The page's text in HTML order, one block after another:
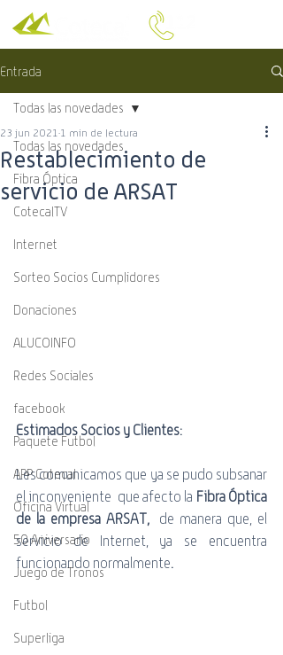
Entrada
Todas las novedades
Fibra Óptica
CotecalTV
Internet
Sorteo Socios Cumplidores
Donaciones
ALUCOINFO
Redes Sociales
facebook
Paquete Futbol
APP Cotecal
Oficina Virtual
50 Aniversario
Juego de Tronos
Futbol
Superliga
Todas las novedades
Restablecimiento de
servicio de ARSAT
23 jun 2021 1 min de lectura
Estimados Socios y Clientes:
Les comunicamos que ya se pudo subsanar
el inconveniente  que afecto la Fibra Óptica
de la empresa ARSAT,
de manera que, el
servicio de Internet, ya se encuentra
funcionando normalmente.